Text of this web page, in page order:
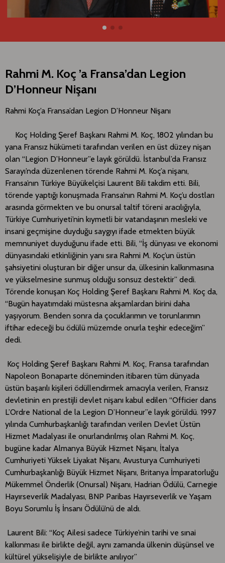
Rahmi M. Koç ’a Fransa’dan Legion
D’Honneur Nişanı
Rahmi Koç’a Fransa’dan Legion D’Honneur Nişanı
Koç Holding Şeref Başkanı Rahmi M. Koç, 1802 yılından bu
yana Fransız hükümeti tarafından verilen en üst düzey nişan
olan “Legion D’Honneur”e layık görüldü. İstanbul’da Fransız
Sarayı’nda düzenlenen törende Rahmi M. Koç’a nişanı,
Fransa’nın Türkiye Büyükelçisi Laurent Bili takdim etti. Bili,
törende yaptığı konuşmada Fransa’nın Rahmi M. Koç’u dostları
arasında görmekten ve bu onursal taltif töreni aracılığıyla,
Türkiye Cumhuriyeti’nin kıymetli bir vatandaşının mesleki ve
insani geçmişine duyduğu saygıyı ifade etmekten büyük
memnuniyet duyduğunu ifade etti. Bili, “İş dünyası ve ekonomi
dünyasındaki etkinliğinin yanı sıra Rahmi M. Koç’un üstün
şahsiyetini oluşturan bir diğer unsur da, ülkesinin kalkınmasına
ve yükselmesine sunmuş olduğu sonsuz destektir” dedi.
Törende konuşan Koç Holding Şeref Başkanı Rahmi M. Koç da,
“Bugün hayatımdaki müstesna akşamlardan birini daha
yaşıyorum. Benden sonra da çocuklarımın ve torunlarımın
iftihar edeceği bu ödülü müzemde onurla teşhir edeceğim”
dedi.
Koç Holding Şeref Başkanı Rahmi M. Koç, Fransa tarafından
Napoleon Bonaparte döneminden itibaren tüm dünyada
üstün başarılı kişileri ödüllendirmek amacıyla verilen, Fransız
devletinin en prestijli devlet nişanı kabul edilen “Officier dans
L’Ordre National de la Legion D’Honneur”e layık görüldü. 1997
yılında Cumhurbaşkanlığı tarafından verilen Devlet Üstün
Hizmet Madalyası ile onurlandırılmış olan Rahmi M. Koç,
bugüne kadar Almanya Büyük Hizmet Nişanı, İtalya
Cumhuriyeti Yüksek Liyakat Nişanı, Avusturya Cumhuriyeti
Cumhurbaşkanlığı Büyük Hizmet Nişanı, Britanya İmparatorluğu
Mükemmel Önderlik (Onursal) Nişanı, Hadrian Ödülü, Carnegie
Hayırseverlik Madalyası, BNP Paribas Hayırseverlik ve Yaşam
Boyu Sorumlu İş İnsanı Ödülü’nü de aldı.
Laurent Bili: “Koç Ailesi sadece Türkiye’nin tarihi ve sınai
kalkınması ile birlikte değil, aynı zamanda ülkenin düşünsel ve
kültürel yükselişiyle de birlikte anılıyor”